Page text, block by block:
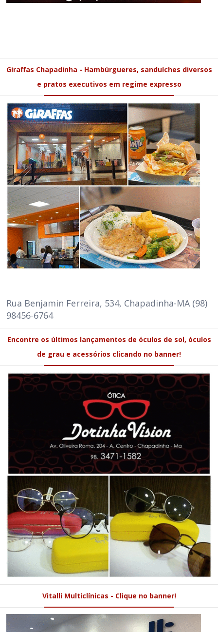
Giraffas Chapadinha - Hambúrgueres, sanduíches diversos
e pratos executivos em regime expresso
Rua Benjamin Ferreira, 534, Chapadinha-MA (98)
98456-6764
Encontre os últimos lançamentos de óculos de sol, óculos
de grau e acessórios clicando no banner!
Vitalli Multiclínicas - Clique no banner!